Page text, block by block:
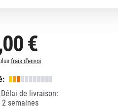
€
frais d'envoi
de livraison:
semaines